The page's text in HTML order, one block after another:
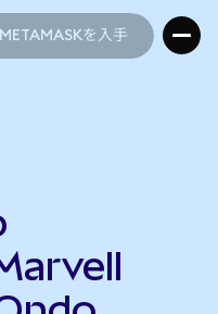
METAMASKを入手